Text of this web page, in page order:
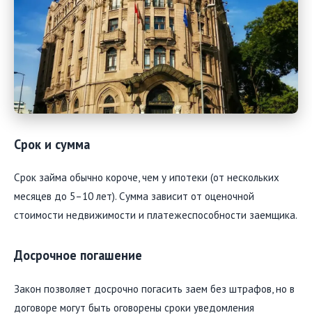
Срок и сумма
Срок займа обычно короче, чем у ипотеки (от нескольких
месяцев до 5–10 лет). Сумма зависит от оценочной
стоимости недвижимости и платежеспособности заемщика.
Досрочное погашение
Закон позволяет досрочно погасить заем без штрафов, но в
договоре могут быть оговорены сроки уведомления